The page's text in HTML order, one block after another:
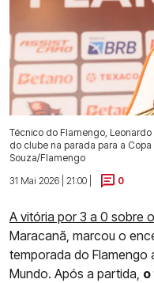
Técnico do Flamengo,
do clube na parada para a
Souza/Flamengo
31 Mai 2026 | 21:00 |
0
A vitória por 3 a 0 sobre
Maracanã, marcou o
temporada do Flamengo
Mundo. Após a partida,